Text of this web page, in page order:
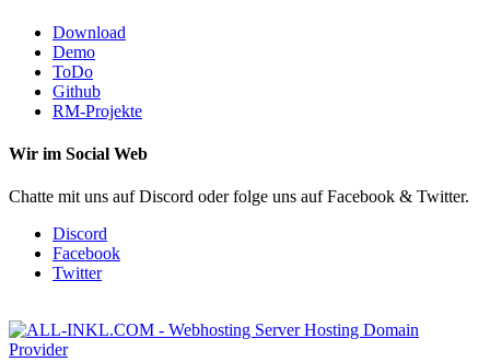
Download
Demo
ToDo
Github
RM-Projekte
Wir im Social Web
Chatte mit uns auf Discord oder folge uns auf Facebook & Twitter.
Discord
Facebook
Twitter